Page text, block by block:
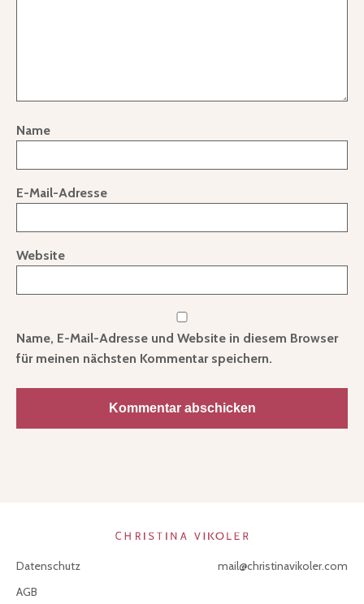
Name
E-Mail-Adresse
Website
Name, E-Mail-Adresse und Website in diesem Browser
für meinen nächsten Kommentar speichern.
Datenschutz
AGB
mail@christinavikoler.com